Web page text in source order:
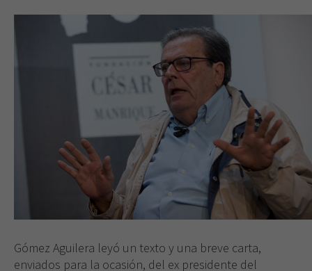
Gómez Aguilera leyó un texto y una breve carta,
enviados para la ocasión, del ex presidente del